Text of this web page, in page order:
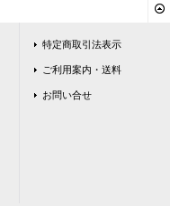
特定商取引法表示
ご利用案内・送料
お問い合せ